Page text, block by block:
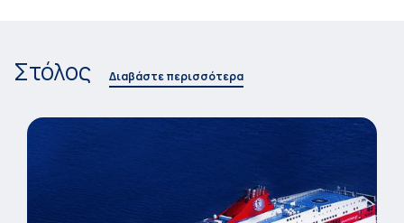
Στόλος Διαβάστε περισσότερα